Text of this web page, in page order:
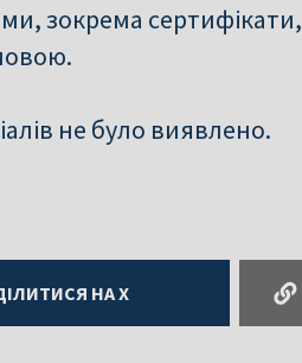
зокрема сертифікати,
не було виявлено.
НА X